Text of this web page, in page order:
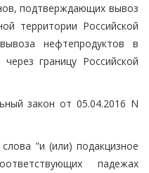
подтверждающих вывоз
территории Российской
нефтепродуктов в
границу Российской
закон от 05.04.2016 N
"и (или) подакцизное
падежах